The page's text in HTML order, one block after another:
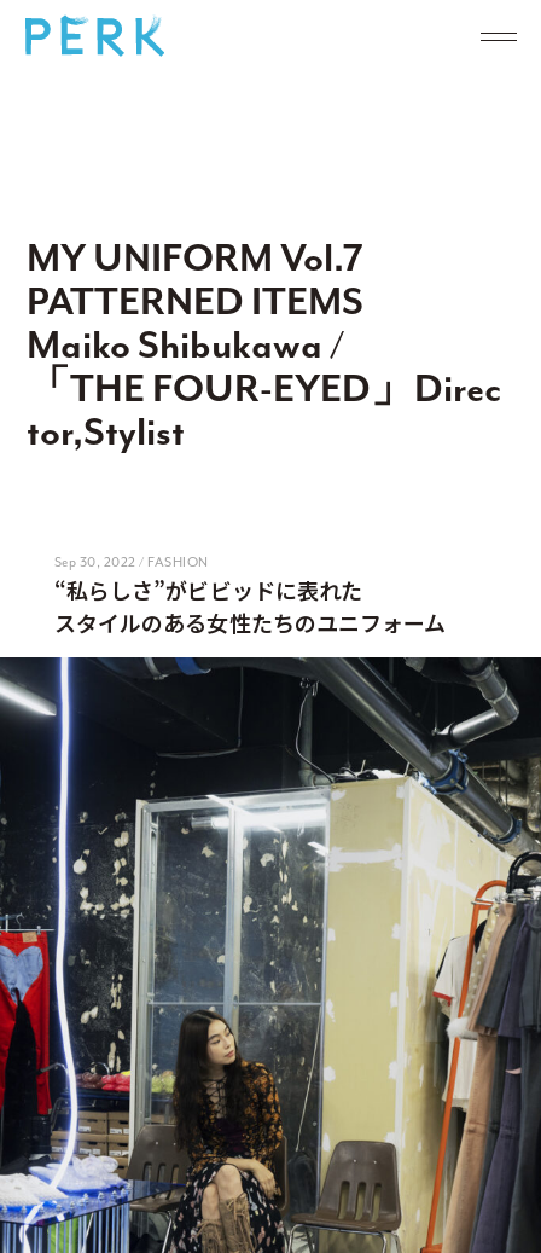
MY UNIFORM Vol.7
PATTERNED ITEMS
Maiko Shibukawa /
「THE FOUR-EYED」Direc
tor,Stylist
Sep 30, 2022 / FASHION
“私らしさ”がビビッドに表れた
スタイルのある女性たちのユニフォーム